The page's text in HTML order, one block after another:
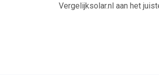
Vergelijksolar.nl aan het